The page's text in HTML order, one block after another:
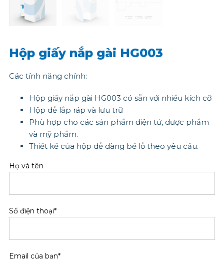
Hộp giấy nắp gài HG003
Các tính năng chính:
Hộp giấy nắp gài HG003 có sẵn với nhiều kích cỡ
Hộp dễ lắp ráp và lưu trữ
Phù hợp cho các sản phẩm điện tử, dược phẩm
và mỹ phẩm.
Thiết kế của hộp dễ dàng bế lỗ theo yêu cầu.
Họ và tên
Số điện thoại*
Email của bạn*